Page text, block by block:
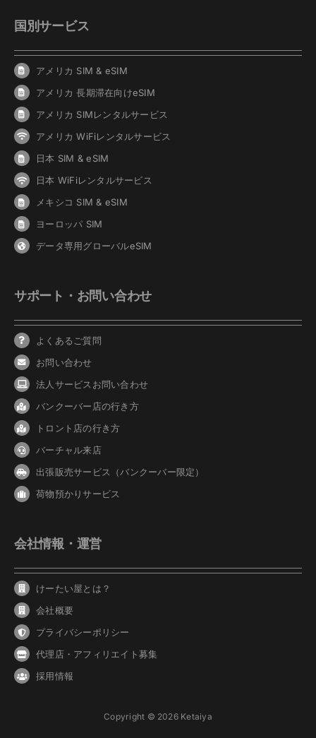
国別サービス
アメリカ SIM & eSIM
アメリカ 長期滞在向けeSIM
アメリカ SIMレンタルサービス
アメリカ WiFiレンタルサービス
日本 SIM & eSIM
日本 WiFiレンタルサービス
メキシコ SIM & eSIM
ヨーロッパ SIM
データ専用グローバルeSIM
サポート・お問い合わせ
よくあるご質問
お問い合わせ
法人サービスお問い合わせ
バンクーバー 店の行き方
トロント店の行き方
バーチャル来店
出張販売サービス（バンクーバー限定）
荷物預かりサービス
会社情報・運営
けーたい屋とは？
会社概要
プライバシーポリシー
代理店・アフィリエイト募集
採用情報
Copyright © 2026 Ketaiya